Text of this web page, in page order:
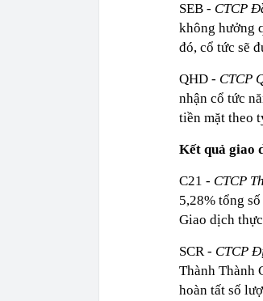
SEB - CTCP
không hưởng
đó, cổ tức sẽ
QHD - CTCP
nhận cổ tức
tiền mặt theo
Kết quả giao
C21 - CTCP
5,28% tổng
Giao dịch
SCR- CTCP
Thành Thành
hoàn tất số